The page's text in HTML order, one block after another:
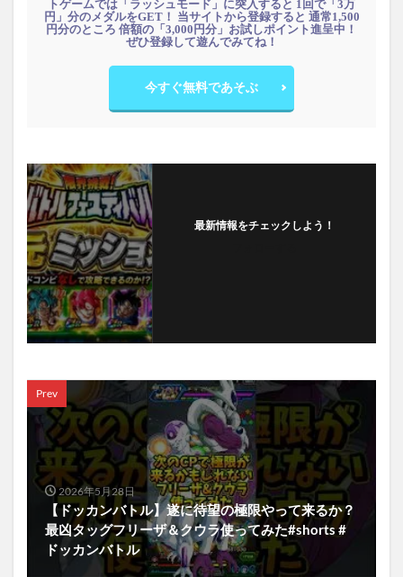
トゲームでは「ラッシュモード」に突入すると 1回で「3万
円」分のメダルをGET！ 当サイトから登録すると 通常1,500
円分のところ 倍額の「3,000円分」お試しポイント進呈中！
ぜひ登録して遊んでみてね！
今すぐ無料であそぶ
最新情報をチェックしよう！
Prev
2026年5月28日
【ドッカンバトル】遂に待望の極限やって来るか？
最凶タッグフリーザ＆クウラ使ってみた#shorts #
ドッカンバトル